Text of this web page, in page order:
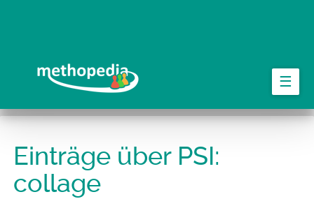
☰
Einträge über PSI:
collage